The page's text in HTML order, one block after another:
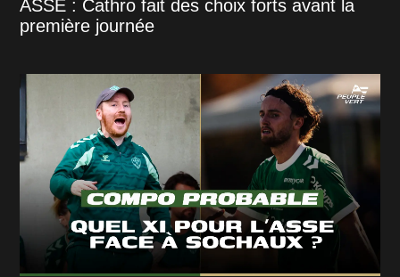
ASSE : Cathro fait des choix forts avant la
première journée